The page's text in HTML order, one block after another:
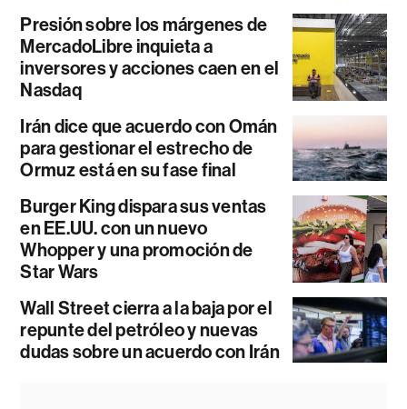
Presión sobre los márgenes de
MercadoLibre inquieta a
inversores y acciones caen en el
Nasdaq
Irán dice que acuerdo con Omán
para gestionar el estrecho de
Ormuz está en su fase final
Burger King dispara sus ventas
en EE.UU. con un nuevo
Whopper y una promoción de
Star Wars
Wall Street cierra a la baja por el
repunte del petróleo y nuevas
dudas sobre un acuerdo con Irán